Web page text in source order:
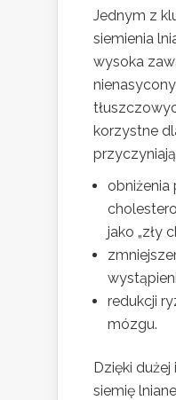
Jednym z
siemienia
wysoka
korzystne
obniżenia
jako „zły
redukcji
mózgu.
Dzięki dużej
siemię